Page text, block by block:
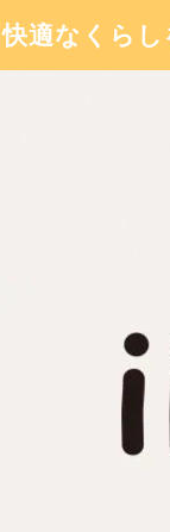
快適なくらし